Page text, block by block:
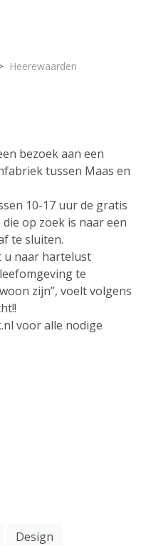
Heerewaarden
bezoek aan een
tussen Maas en
10-17 uur de gratis
op zoek is naar een
te sluiten.
u naar hartelust
te
zijn”, voelt volgens
voor alle nodige
Design